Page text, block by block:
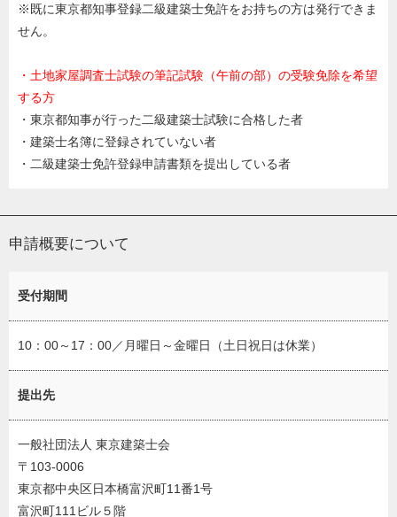
※既に東京都知事登録二級建築士免許をお持ちの方は発行できま
せん。
・土地家屋調査士試験の筆記試験（午前の部）の受験免除を希望
する方
・東京都知事が行った二級建築士試験に合格した者
・建築士名簿に登録されていない者
・二級建築士免許登録申請書類を提出している者
申請概要について
受付期間
10：00～17：00／月曜日～金曜日（土日祝日は休業）
提出先
一般社団法人 東京建築士会
〒103-0006
東京都中央区日本橋富沢町11番1号
富沢町111ビル５階